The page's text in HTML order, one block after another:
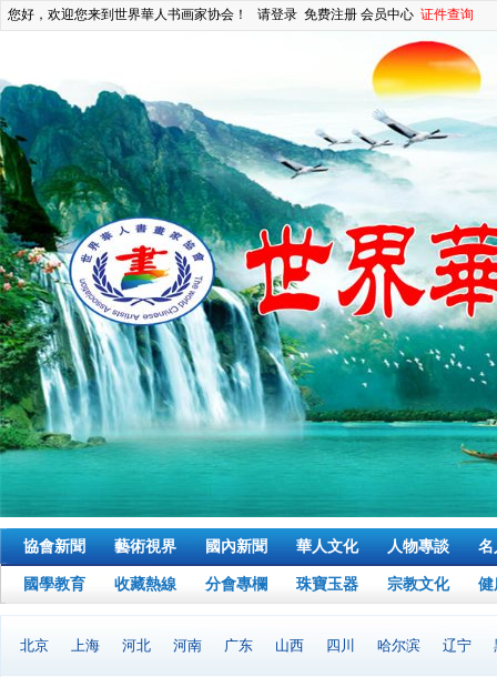
您好，欢迎您来到世界華人书画家协会！ 请登录 免费注册 会员中心 证件查询
協會新聞 藝術視界 國內新聞 華人文化 人物專談 名
國學教育 收藏熱線 分會專欄 珠寶玉器 宗教文化 健
北京 上海 河北 河南 广东 山西 四川 哈尔滨 辽宁